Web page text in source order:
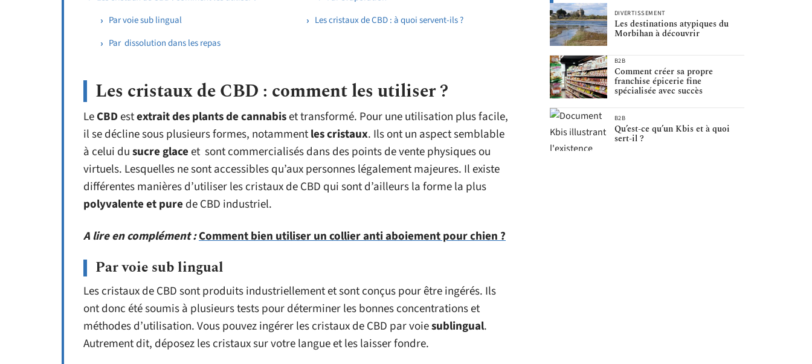
Par voie sub lingual
Par dissolution dans les repas
Les cristaux de CBD : à quoi servent-ils ?
Les cristaux de CBD : comment les utiliser ?
LeCBDestextrait des plants de cannabiset transformé. Pour une utilisation plus facile,
il se décline sous plusieurs formes, notammentles cristaux. Ils ont un aspect semblable
à celui dusucre glaceet sont commercialisés dans des points de vente physiques ou
virtuels. Lesquelles ne sont accessibles qu’aux personnes légalement majeures. Il existe
différentes manières d’utiliser les cristaux de CBD qui sont d’ailleurs la forme la plus
polyvalente et pure de CBD industriel.
A lire en complément :Comment bien utiliser un collier anti aboiement pour chien ?
Par voie sub lingual
Les cristaux de CBD sont produits industriellement et sont conçus pour être ingérés. Ils
ont donc été soumis à plusieurs tests pour déterminer les bonnes concentrations et
méthodes d’utilisation. Vous pouvez ingérer les cristaux de CBD par voiesublingual.
Autrement dit, déposez les cristaux sur votre langue et les laisser fondre.
DIVERTISSEMENT
Les destinations atypiques du
Morbihan à découvrir
B2B
Comment créer sa propre
franchise épicerie fine
spécialisée avec succès
B2B
Qu’est-ce qu’un Kbis et à quoi
sert-il ?